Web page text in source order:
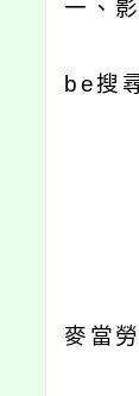
一、
be搜
麥當